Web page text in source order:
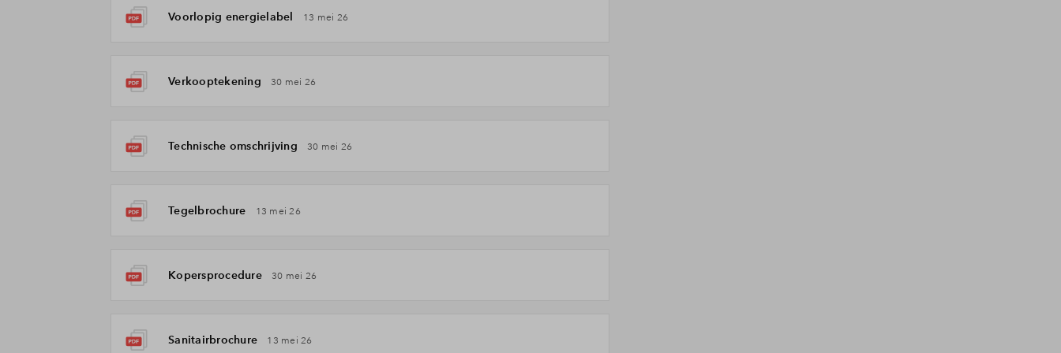
Voorlopig energielabel 13 mei 26
Verkooptekening 30 mei 26
Technische omschrijving 30 mei 26
Tegelbrochure 13 mei 26
Kopersprocedure 30 mei 26
Sanitairbrochure 13 mei 26